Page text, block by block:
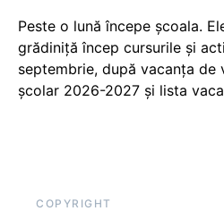
Peste o lună începe școala.
grădiniță încep cursurile și
septembrie, după vacanța de
școlar 2026-2027 și lista
COPYRIGHT